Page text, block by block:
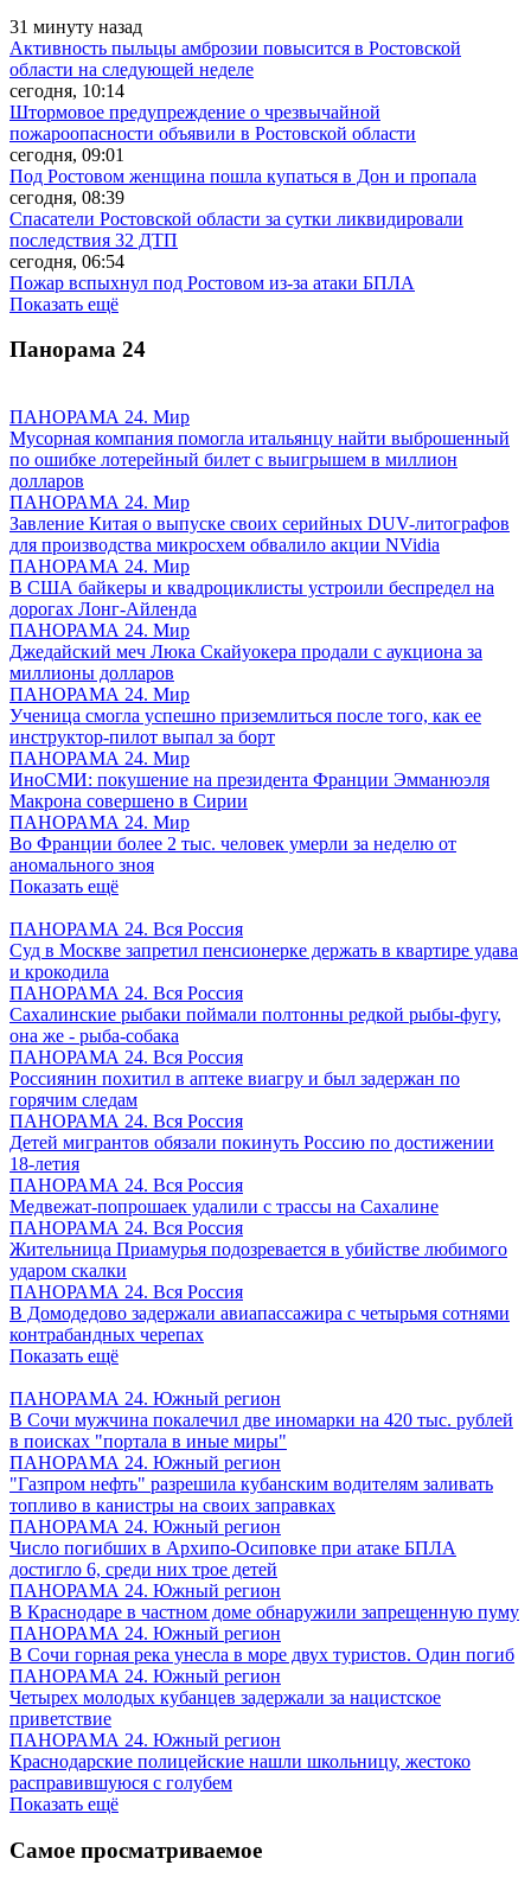
31 минуту назад
Активность пыльцы амброзии повысится в Ростовской
области на следующей неделе
сегодня, 10:14
Штормовое предупреждение о чрезвычайной
пожароопасности объявили в Ростовской области
сегодня, 09:01
Под Ростовом женщина пошла купаться в Дон и пропала
сегодня, 08:39
Спасатели Ростовской области за сутки ликвидировали
последствия 32 ДТП
сегодня, 06:54
Пожар вспыхнул под Ростовом из-за атаки БПЛА
Показать ещё
Панорама 24
ПАНОРАМА 24. Мир
Мусорная компания помогла итальянцу найти выброшенный
по ошибке лотерейный билет с выигрышем в миллион
долларов
ПАНОРАМА 24. Мир
Завление Китая о выпуске своих серийных DUV-литографов
для производства микросхем обвалило акции NVidia
ПАНОРАМА 24. Мир
В США байкеры и квадроциклисты устроили беспредел на
дорогах Лонг-Айленда
ПАНОРАМА 24. Мир
Джедайский меч Люка Скайуокера продали с аукциона за
миллионы долларов
ПАНОРАМА 24. Мир
Ученица смогла успешно приземлиться после того, как ее
инструктор-пилот выпал за борт
ПАНОРАМА 24. Мир
ИноСМИ: покушение на президента Франции Эмманюэля
Макрона совершено в Сирии
ПАНОРАМА 24. Мир
Во Франции более 2 тыс. человек умерли за неделю от
аномального зноя
Показать ещё
ПАНОРАМА 24. Вся Россия
Суд в Москве запретил пенсионерке держать в квартире удава
и крокодила
ПАНОРАМА 24. Вся Россия
Сахалинские рыбаки поймали полтонны редкой рыбы-фугу,
она же - рыба-собака
ПАНОРАМА 24. Вся Россия
Россиянин похитил в аптеке виагру и был задержан по
горячим следам
ПАНОРАМА 24. Вся Россия
Детей мигрантов обязали покинуть Россию по достижении
18-летия
ПАНОРАМА 24. Вся Россия
Медвежат-попрошаек удалили с трассы на Сахалине
ПАНОРАМА 24. Вся Россия
Жительница Приамурья подозревается в убийстве любимого
ударом скалки
ПАНОРАМА 24. Вся Россия
В Домодедово задержали авиапассажира с четырьмя сотнями
контрабандных черепах
Показать ещё
ПАНОРАМА 24. Южный регион
В Сочи мужчина покалечил две иномарки на 420 тыс. рублей
в поисках "портала в иные миры"
ПАНОРАМА 24. Южный регион
"Газпром нефть" разрешила кубанским водителям заливать
топливо в канистры на своих заправках
ПАНОРАМА 24. Южный регион
Число погибших в Архипо-Осиповке при атаке БПЛА
достигло 6, среди них трое детей
ПАНОРАМА 24. Южный регион
В Краснодаре в частном доме обнаружили запрещенную пуму
ПАНОРАМА 24. Южный регион
В Сочи горная река унесла в море двух туристов. Один погиб
ПАНОРАМА 24. Южный регион
Четырех молодых кубанцев задержали за нацистское
приветствие
ПАНОРАМА 24. Южный регион
Краснодарские полицейские нашли школьницу, жестоко
расправившуюся с голубем
Показать ещё
Самое просматриваемое